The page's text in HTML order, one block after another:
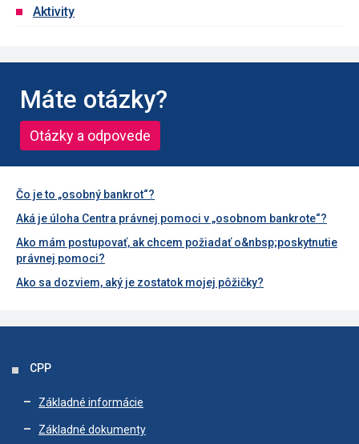
Aktivity
Máte otázky?
Otázky a odpovede
Čo je to „osobný bankrot“?
Aká je úloha Centra právnej pomoci v „osobnom bankrote“?
Ako mám postupovať, ak chcem požiadať o&nbsp;poskytnutie
právnej pomoci?
Ako sa dozviem, aký je zostatok mojej pôžičky?
CPP
Základné informácie
Základné dokumenty